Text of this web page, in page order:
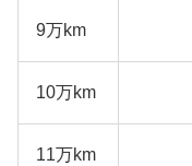
9万km
10万km
11万km